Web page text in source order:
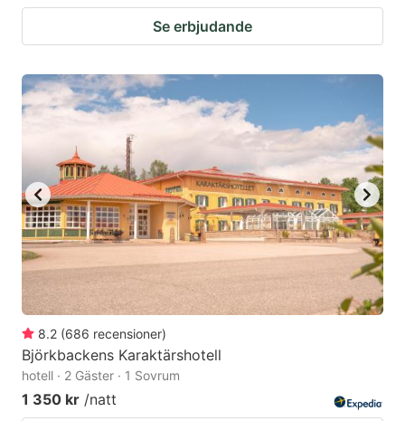
Se erbjudande
8.2 (686 recensioner)
Björkbackens Karaktärshotell
hotell · 2 Gäster · 1 Sovrum
1 350 kr /natt